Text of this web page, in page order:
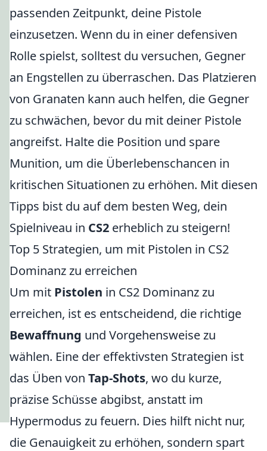
passenden Zeitpunkt, deine Pistole
einzusetzen. Wenn du in einer defensiven
Rolle spielst, solltest du versuchen, Gegner
an Engstellen zu überraschen. Das Platzieren
von Granaten kann auch helfen, die Gegner
zu schwächen, bevor du mit deiner Pistole
angreifst. Halte die Position und spare
Munition, um die Überlebenschancen in
kritischen Situationen zu erhöhen. Mit diesen
Tipps bist du auf dem besten Weg, dein
Spielniveau in CS2 erheblich zu steigern!
Top 5 Strategien, um mit Pistolen in CS2
Dominanz zu erreichen
Um mit Pistolen in CS2 Dominanz zu
erreichen, ist es entscheidend, die richtige
Bewaffnung und Vorgehensweise zu
wählen. Eine der effektivsten Strategien ist
das Üben von Tap-Shots, wo du kurze,
präzise Schüsse abgibst, anstatt im
Hypermodus zu feuern. Dies hilft nicht nur,
die Genauigkeit zu erhöhen, sondern spart